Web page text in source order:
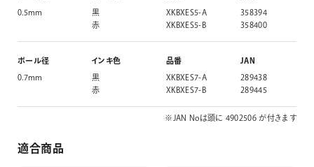
0.5mm 黒 XKBXES5-A
358394
赤
XKBXES5-B 358400
ボール径 インキ色 品番 JAN
0.7mm 黒 XKBXES7-A
289438
赤
XKBXES7-B 289445
※JAN Noは頭に 4902506 が付きます
適合商品